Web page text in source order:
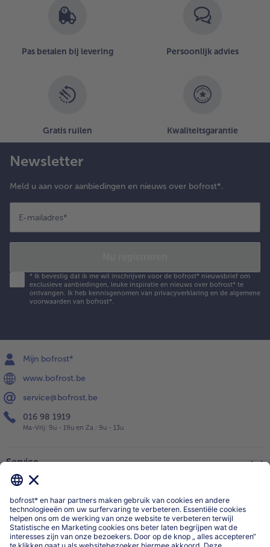
Pas betalen bij levering Persoonlijk advies
Gratis ruilen Kwaliteitsgarantie
Newsletter
Meld u aan voor aanbiedingen en nieuws over bofrost*.
E-mailadres*
* Ik bevestig dat ik me wil inschrijven voor de bofrost* nieuwsbrief om
exclusieve aanbiedingen, leuke inspiratie en nieuws over bofrost* te
ontvangen. Ik heb kennisgenomen van privacyverklaring en de algemene
voorwaarden van bofrost*.
Mijn bofrost*
www.bofrost.be
service@bofrost.be
016 98 1919
Ma-Vrij: 9u - 19u en Za.: 9u - 13u
Service
Categorieën